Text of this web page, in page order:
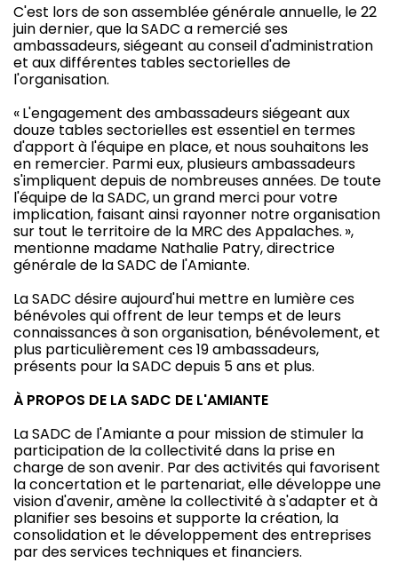
C'est lors de son assemblée générale annuelle, le 22
juin dernier, que la SADC a remercié ses
ambassadeurs, siégeant au conseil d'administration
et aux différentes tables sectorielles de
l'organisation.
« L'engagement des ambassadeurs siégeant aux
douze tables sectorielles est essentiel en termes
d'apport à l'équipe en place, et nous souhaitons les
en remercier. Parmi eux, plusieurs ambassadeurs
s'impliquent depuis de nombreuses années. De toute
l'équipe de la SADC, un grand merci pour votre
implication, faisant ainsi rayonner notre organisation
sur tout le territoire de la MRC des Appalaches. »,
mentionne madame Nathalie Patry, directrice
générale de la SADC de l'Amiante.
La SADC désire aujourd'hui mettre en lumière ces
bénévoles qui offrent de leur temps et de leurs
connaissances à son organisation, bénévolement, et
plus particulièrement ces 19 ambassadeurs,
présents pour la SADC depuis 5 ans et plus.
À PROPOS DE LA SADC DE L'AMIANTE
La SADC de l'Amiante a pour mission de stimuler la
participation de la collectivité dans la prise en
charge de son avenir. Par des activités qui favorisent
la concertation et le partenariat, elle développe une
vision d'avenir, amène la collectivité à s'adapter et à
planifier ses besoins et supporte la création, la
consolidation et le développement des entreprises
par des services techniques et financiers.